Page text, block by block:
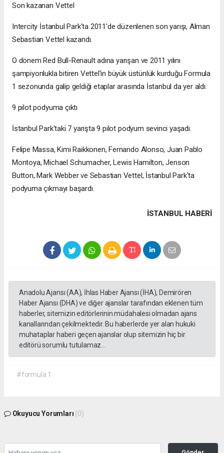
Son kazanan Vettel
Intercity İstanbul Park'ta 2011'de düzenlenen son yarışı, Alman
Sebastian Vettel kazandı.
O dönem Red Bull-Renault adına yarışan ve 2011 yılını
şampiyonlukla bitiren Vettel'in büyük üstünlük kurduğu Formula
1 sezonunda galip geldiği etaplar arasında İstanbul da yer aldı.
9 pilot podyuma çıktı
İstanbul Park'taki 7 yarışta 9 pilot podyum sevinci yaşadı.
Felipe Massa, Kimi Raikkonen, Fernando Alonso, Juan Pablo
Montoya, Michael Schumacher, Lewis Hamilton, Jenson
Button, Mark Webber ve Sebastian Vettel, İstanbul Park'ta
podyuma çıkmayı başardı.
İSTANBUL HABERİ
Anadolu Ajansı (AA), İhlas Haber Ajansı (İHA), Demirören
Haber Ajansı (DHA) ve diğer ajanslar tarafından eklenen tüm
haberler, sitemizin editörlerinin müdahalesi olmadan ajans
kanallarından çekilmektedir. Bu haberlerde yer alan hukuki
muhataplar haberi geçen ajanslar olup sitemizin hiç bir
editörü sorumlu tutulamaz...
#formula 1
Okuyucu Yorumları (0)